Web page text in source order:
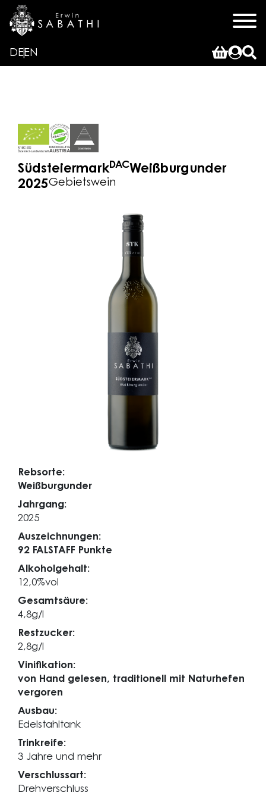
DEEN
SüdsteiermarkDACWeißburgunder
2025Gebietswein
Rebsorte:
Weißburgunder
Jahrgang:
2025
Auszeichnungen:
92 FALSTAFF Punkte
Alkoholgehalt:
12,0%vol
Gesamtsäure:
4,8g/l
Restzucker:
2,8g/l
Vinifikation:
von Hand gelesen, traditionell mit Naturhefen
vergoren
Ausbau:
Edelstahltank
Trinkreife:
3 Jahre und mehr
Verschlussart:
Drehverschluss